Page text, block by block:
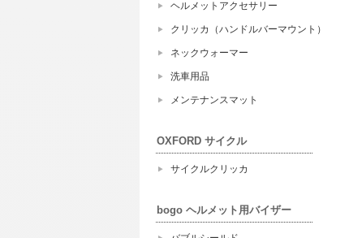
ヘルメットアクセサリー
クリッカ（ハンドルバーマウント）
ネックウォーマー
洗車用品
メンテナンスマット
OXFORD サイクル
サイクルクリッカ
bogo ヘルメット用バイザー